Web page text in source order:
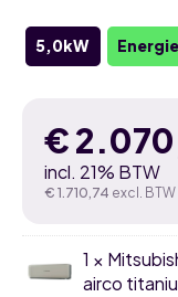
5,0kW
€
incl. 21% BTW
€ 1.710,74 excl. BTW
1 ×
airco